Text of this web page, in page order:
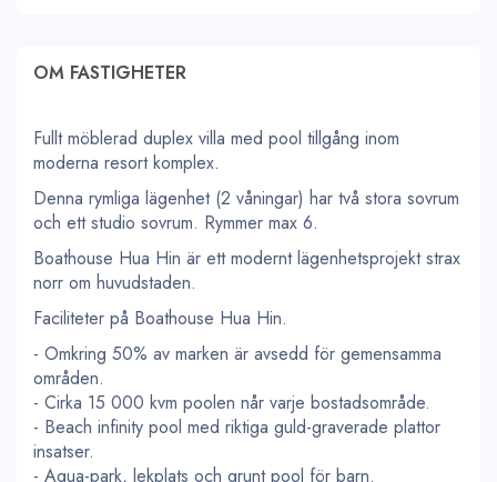
OM FASTIGHETER
Fullt möblerad duplex villa med pool tillgång inom
moderna resort komplex.
Denna rymliga lägenhet (2 våningar) har två stora sovrum
och ett studio sovrum. Rymmer max 6.
Boathouse Hua Hin är ett modernt lägenhetsprojekt strax
norr om huvudstaden.
Faciliteter på Boathouse Hua Hin.
- Omkring 50% av marken är avsedd för gemensamma
områden.
- Cirka 15 000 kvm poolen når varje bostadsområde.
- Beach infinity pool med riktiga guld-graverade plattor
insatser.
- Aqua-park, lekplats och grunt pool för barn.